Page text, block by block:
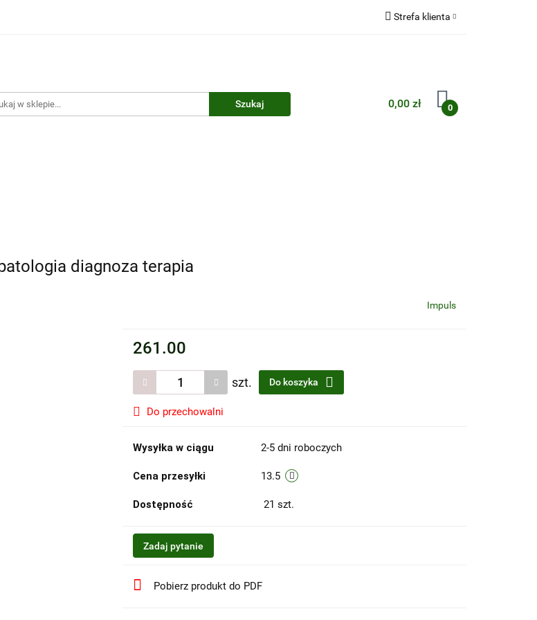
Strefa klienta
Dodaj zgłoszenie
Zgody cookies
0,00 zł 0
diagnoza terapia
Impuls
261.00
szt. Do koszyka
Do przechowalni
Wysyłka w ciągu 2-5 dni roboczych
Cena przesyłki 13.5
Dostępność 21 szt.
Zadaj pytanie
Pobierz produkt do PDF